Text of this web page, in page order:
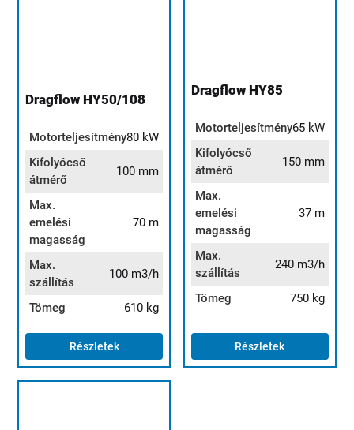
Dragflow HY50/108
Motorteljesítmény80 kW
Kifolyócső
átmérő
100 mm
Max.
emelési
magasság
70 m
Max.
szállítás
100 m3/h
Tömeg 610 kg
Részletek
Dragflow HY85
Motorteljesítmény65 kW
Kifolyócső
átmérő
150 mm
Max.
emelési
magasság
37 m
Max.
szállítás
240 m3/h
Tömeg 750 kg
Részletek